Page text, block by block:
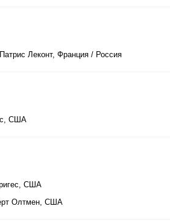
Леконт, Франция / Россия
США
США
Олтмен, США